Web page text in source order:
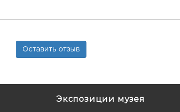
Экспозиции музея